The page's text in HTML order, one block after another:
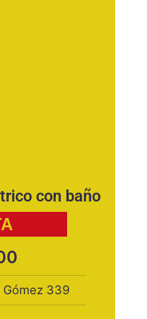
con baño
Gómez 339